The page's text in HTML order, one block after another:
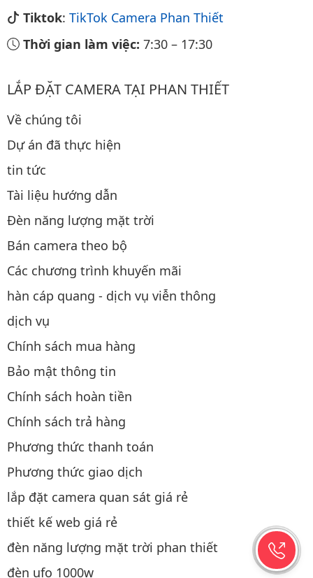
Tiktok: TikTok Camera Phan Thiết
Thời gian làm việc: 7:30 – 17:30
LẮP ĐẶT CAMERA TẠI PHAN THIẾT
Về chúng tôi
Dự án đã thực hiện
tin tức
Tài liệu hướng dẫn
Đèn năng lượng mặt trời
Bán camera theo bộ
Các chương trình khuyến mãi
hàn cáp quang - dịch vụ viễn thông
dịch vụ
Chính sách mua hàng
Bảo mật thông tin
Chính sách hoàn tiền
Chính sách trả hàng
Phương thức thanh toán
Phương thức giao dịch
lắp đặt camera quan sát giá rẻ
thiết kế web giá rẻ
đèn năng lượng mặt trời phan thiết
đèn ufo 1000w